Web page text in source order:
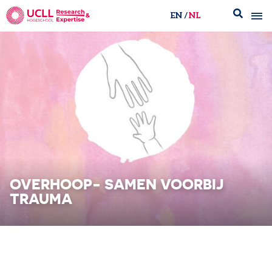
UCLL Research & Expertise
EN NL
OVERHOOP- SAMEN VOORBIJ
TRAUMA